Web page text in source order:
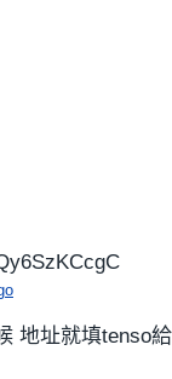
地址就填tenso給